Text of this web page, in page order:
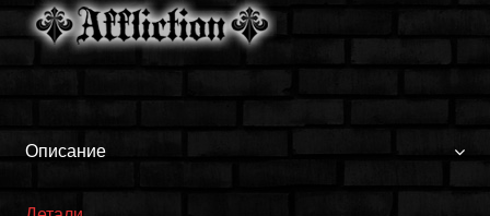
Описание